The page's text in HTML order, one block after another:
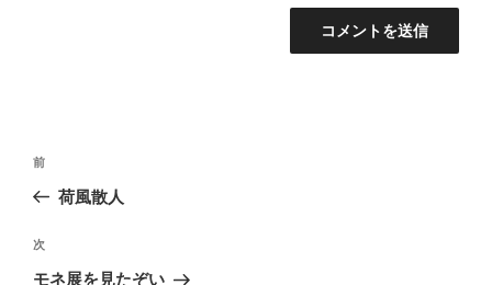
投
ナ
ビ
ゲ
前
の
稿
前
荷風散人
次
の
次
モネ展を見たぞい